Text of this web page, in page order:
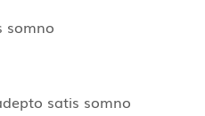
somno
satis somno